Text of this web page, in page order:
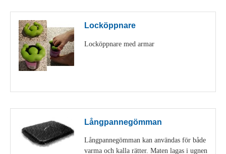
Locköppnare
Locköppnare med armar
Långpannegömman
Långpannegömman kan användas för både
varma och kalla rätter. Maten lagas i ugnen